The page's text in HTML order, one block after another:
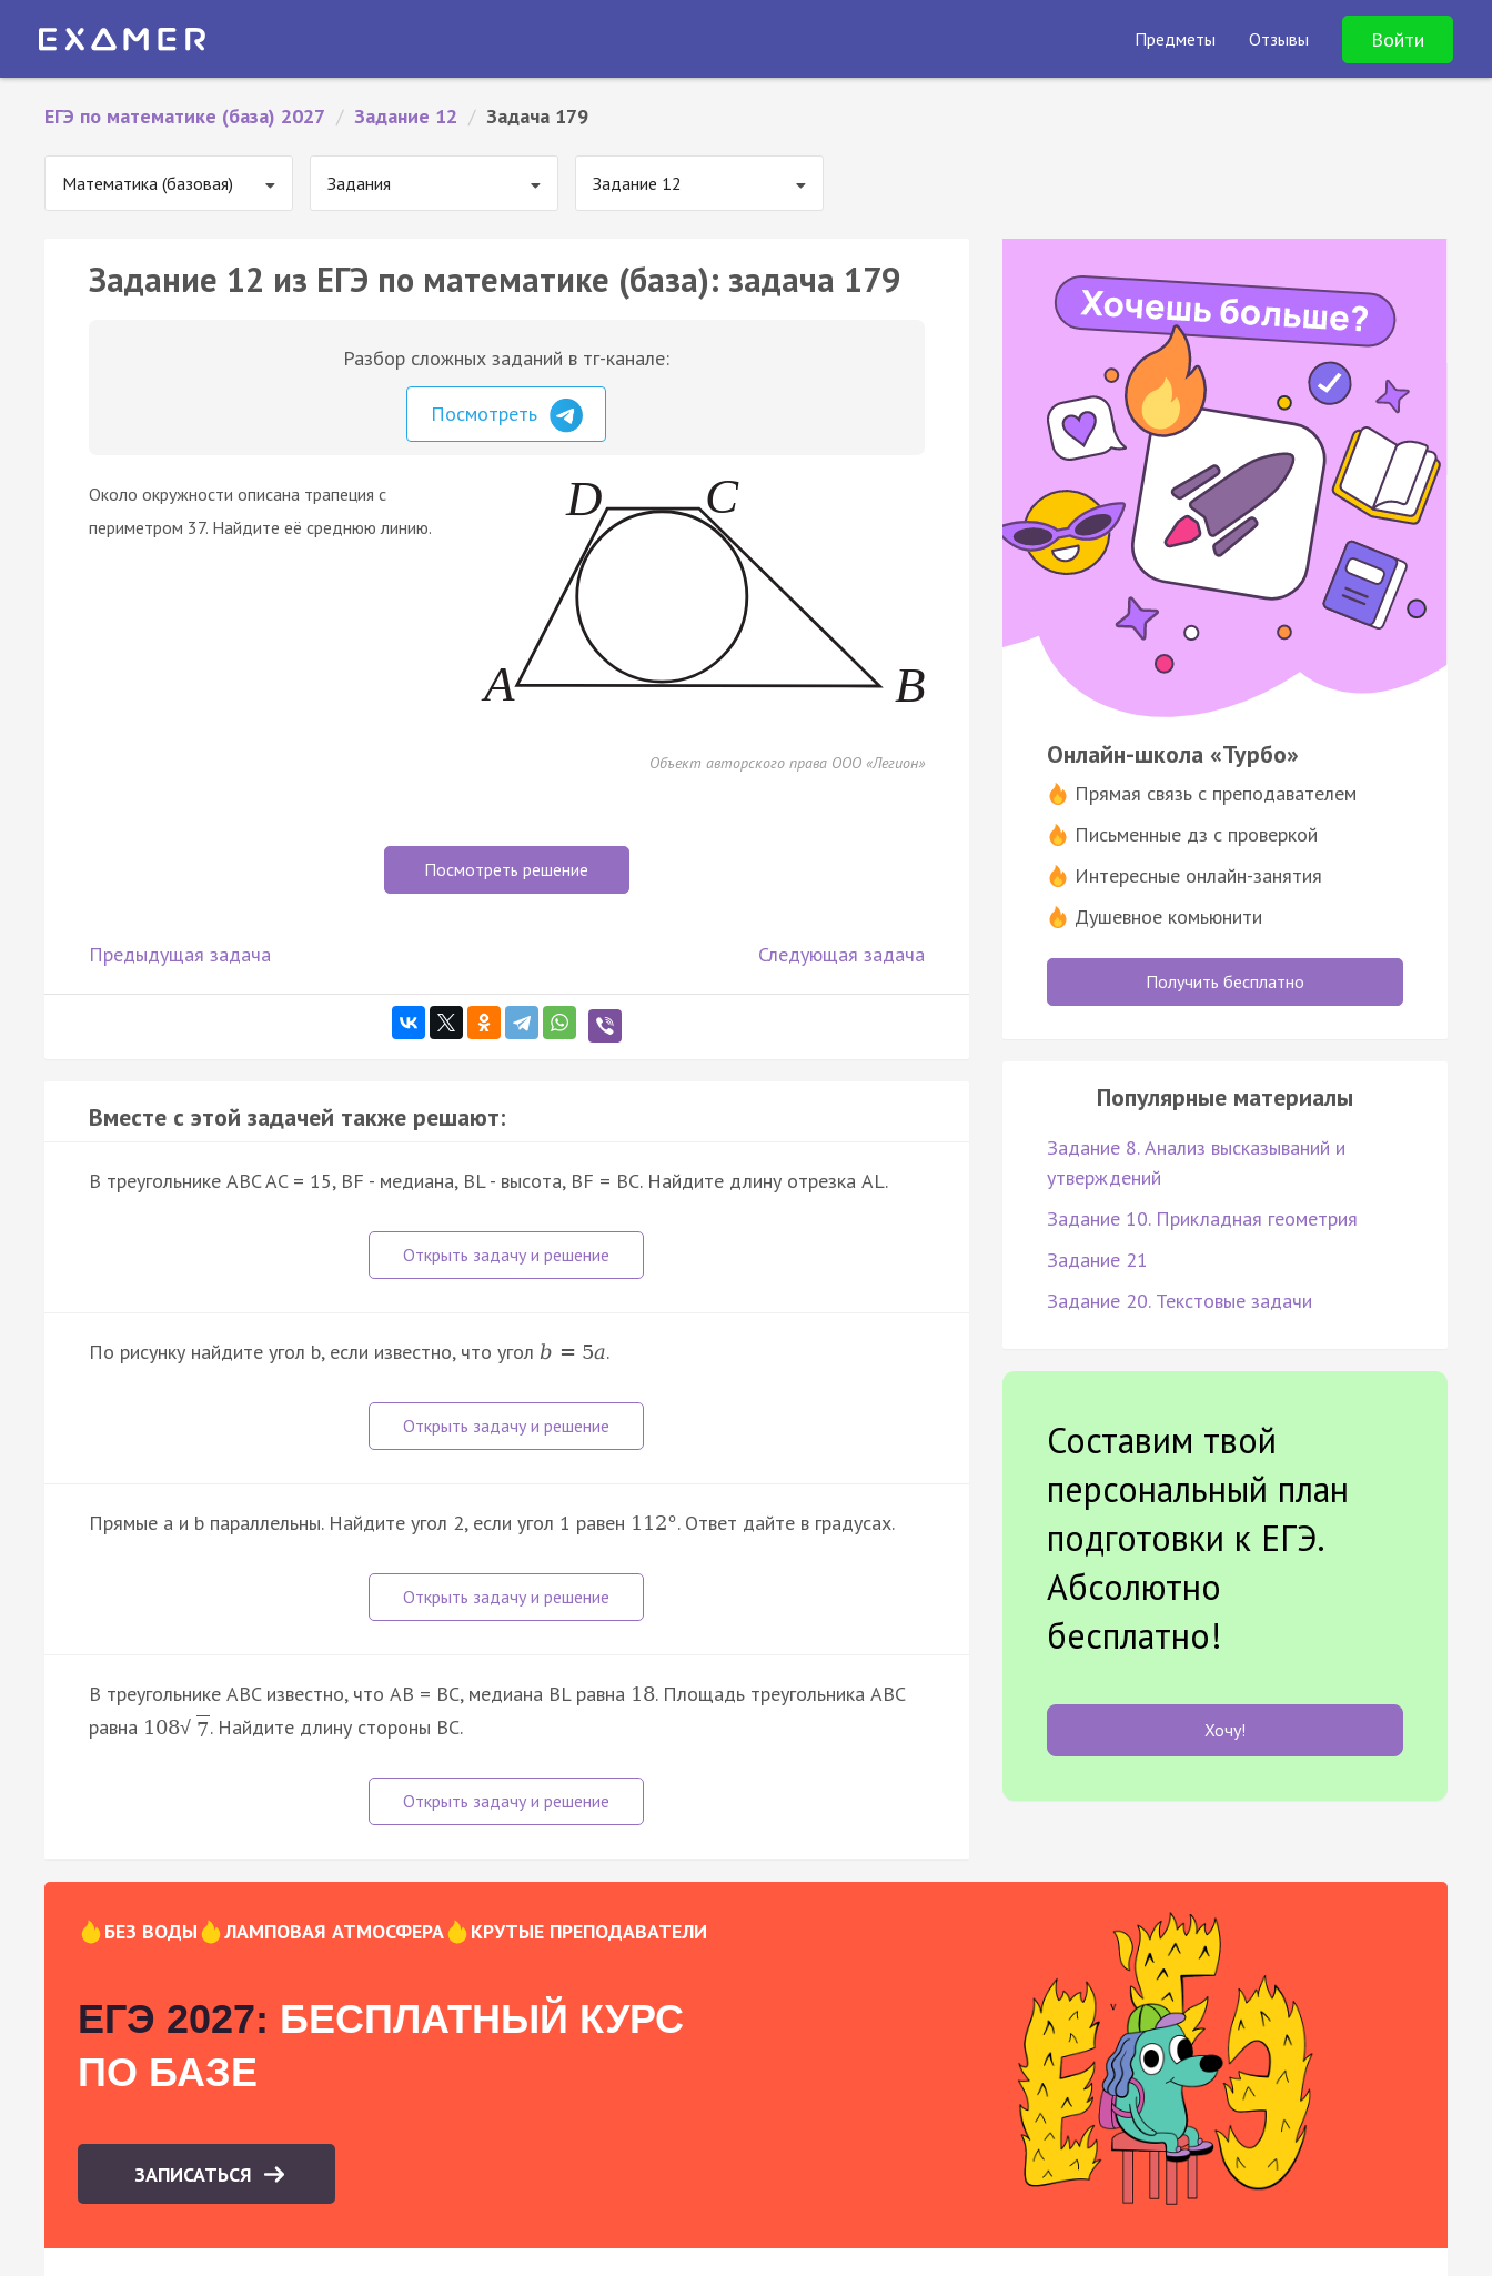
Предметы Отзывы Войти
ЕГЭ по математике (база) 2027 / Задание 12 / Задача 179
Математика (базовая) Задания Задание 12
Задание 12 из ЕГЭ по математике (база): задача 179
Разбор сложных заданий в тг-канале:
Посмотреть
Около окружности описана трапеция с
периметром 37. Найдите её среднюю линию.
Объект авторского права ООО «Легион»
Посмотреть решение
Предыдущая задача Следующая задача
Вместе с этой задачей также решают:
В треугольнике ABC AC = 15, BF - медиана, BL - высота, BF = BC. Найдите длину отрезка AL.
По рисунку найдите угол b, если известно, что угол b = 5a.
Прямые a и b параллельны. Найдите угол 2, если угол 1 равен 112°. Ответ дайте в градусах.
В треугольнике ABC известно, что AB = BC, медиана BL равна 18. Площадь треугольника ABC
равна 108√ 7. Найдите длину стороны BC.
Онлайн-школа «Турбо»
Прямая связь с преподавателем
Письменные дз с проверкой
Интересные онлайн-занятия
Душевное комьюнити
Получить бесплатно
Популярные материалы
Задание 8. Анализ высказываний и
утверждений
Задание 10. Прикладная геометрия
Задание 21
Задание 20. Текстовые задачи
Составим твой
персональный план
подготовки к ЕГЭ.
Абсолютно
бесплатно!
Хочу!
БЕЗ ВОДЫ ЛАМПОВАЯ АТМОСФЕРА КРУТЫЕ ПРЕПОДАВАТЕЛИ
ЕГЭ 2027: БЕСПЛАТНЫЙ КУРС
ПО БАЗЕ
ЗАПИСАТЬСЯ